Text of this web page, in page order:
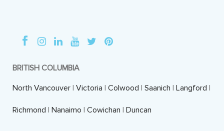
BRITISH COLUMBIA
North Vancouver | Victoria | Colwood | Saanich | Langford |
Richmond | Nanaimo | Cowichan | Duncan